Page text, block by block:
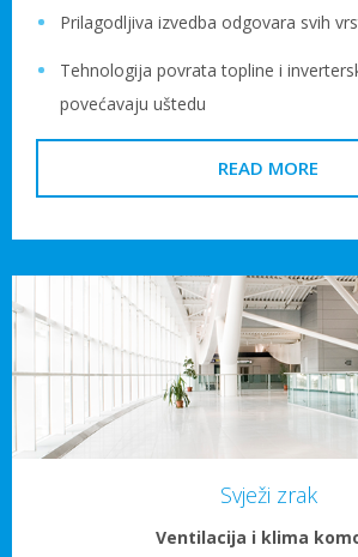
Prilagodljiva izvedba odgovara svih
Tehnologija povrata topline i
povećavaju uštedu
READ MORE
Svježi zrak
Ventilacija i klima